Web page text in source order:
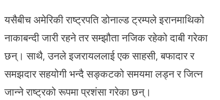
यसैबीच अमेरिकी राष्ट्रपति डोनाल्ड ट्रम्पले इरानमाथिको
नाकाबन्दी जारी रहने तर सम्झौता नजिक रहेको दाबी गरेका
छन्। साथै, उनले इजरायललाई एक साहसी, बफादार र
समझदार सहयोगी भन्दै सङ्कटको समयमा लड्न र जित्न
जान्ने राष्ट्रको रूपमा प्रशंसा गरेका छन्।